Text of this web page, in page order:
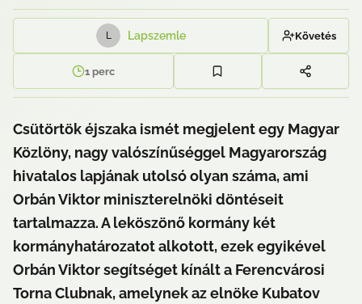
L Lapszemle Követés
1 perc
Csütörtök éjszaka ismét megjelent egy Magyar
Közlöny, nagy valószínűséggel Magyarország
hivatalos lapjának utolsó olyan száma, ami
Orbán Viktor miniszterelnöki döntéseit
tartalmazza. A leköszönő kormány két
kormányhatározatot alkotott, ezek egyikével
Orbán Viktor segítséget kínált a Ferencvárosi
Torna Clubnak, amelynek az elnöke Kubatov